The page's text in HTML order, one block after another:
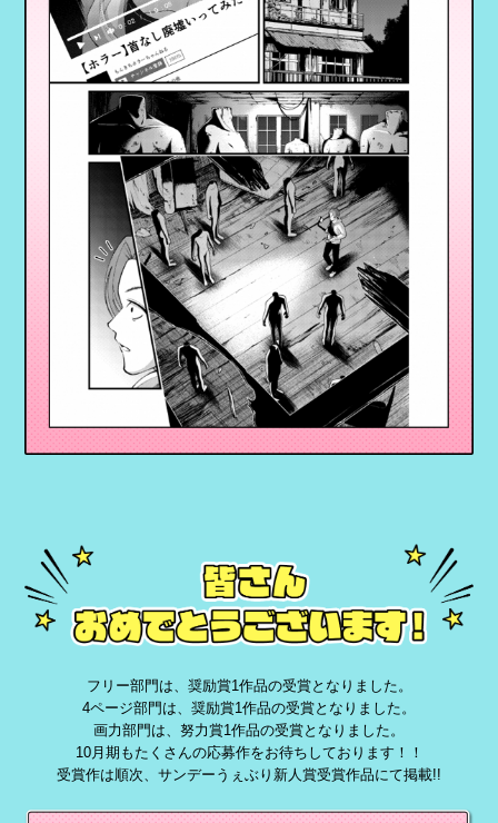
フリー部門は、奨励賞1作品の受賞となりました。
4ページ部門は、奨励賞1作品の受賞となりました。
画力部門は、努力賞1作品の受賞となりました。
10月期もたくさんの応募作をお待ちしております！！
受賞作は順次、サンデーうぇぶり新人賞受賞作品にて掲載!!